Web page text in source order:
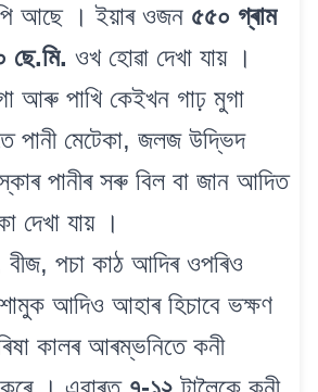
আছে । ইয়াৰ ওজন ৫৫০ গ্ৰাম
ছে.মি. ওখ হোৱা দেখা যায় ।
আৰু পাখি কেইখন গাঢ় মুগা
পানী মেটেকা, জলজ উদ্ভিদ
পানীৰ সৰু বিল বা জান আদিত
দেখা যায় ।
বীজ, পচা কাঠ আদিৰ ওপৰিও
আদিও আহাৰ হিচাবে ভক্ষণ
কালৰ আৰম্ভনিতে কনী